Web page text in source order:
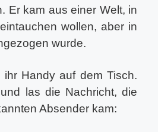
Er kam aus einer Welt, in
wollen, aber in
wurde.
ihr Handy auf dem Tisch.
las die Nachricht, die
Absender kam: